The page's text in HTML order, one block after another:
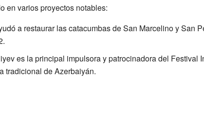
en varios proyectos notables:
a restaurar las catacumbas de San Marcelino y San
es la principal impulsora y patrocinadora del Festival
tradicional de Azerbaiyán.